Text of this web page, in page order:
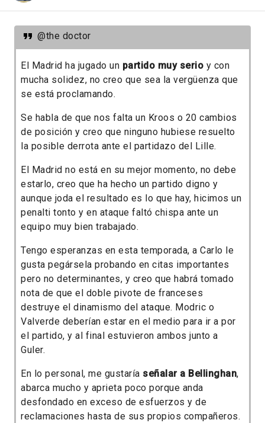
@the doctor
El Madrid ha jugado un partido muy serio y con
mucha solidez, no creo que sea la vergüenza que
se está proclamando.
Se habla de que nos falta un Kroos o 20 cambios
de posición y creo que ninguno hubiese resuelto
la posible derrota ante el partidazo del Lille.
El Madrid no está en su mejor momento, no debe
estarlo, creo que ha hecho un partido digno y
aunque joda el resultado es lo que hay, hicimos un
penalti tonto y en ataque faltó chispa ante un
equipo muy bien trabajado.
Tengo esperanzas en esta temporada, a Carlo le
gusta pegársela probando en citas importantes
pero no determinantes, y creo que habrá tomado
nota de que el doble pivote de franceses
destruye el dinamismo del ataque. Modric o
Valverde deberían estar en el medio para ir a por
el partido, y al final estuvieron ambos junto a
Guler.
En lo personal, me gustaría señalar a Bellinghan,
abarca mucho y aprieta poco porque anda
desfondado en exceso de esfuerzos y de
reclamaciones hasta de sus propios compañeros.